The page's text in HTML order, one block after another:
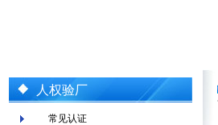
人权验厂
常见认证